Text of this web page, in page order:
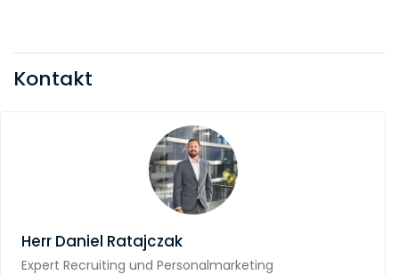
Kontakt
Herr Daniel Ratajczak
Expert Recruiting und Personalmarketing